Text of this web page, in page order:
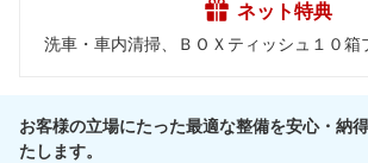
ネット特典
洗車・車内清掃、ＢＯＸティッシュ１０箱
お客様の立場にたった最適な整備を安心・納
たします。